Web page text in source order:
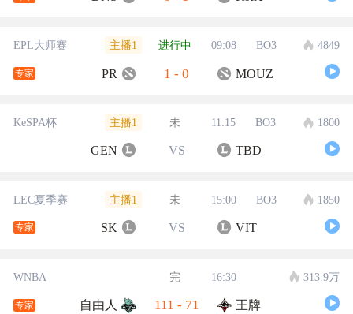
EPL大师赛 主播1 进行中 09:08 BO3 4849
专家 PR 1 - 0 MOUZ
KeSPA杯 主播1 未 11:15 BO3 1800
GEN VS TBD
LEC夏季赛 主播1 未 15:00 BO3 1850
专家 SK VS VIT
WNBA 完 16:30 313.9万
专家 自由人 111 - 71 王牌